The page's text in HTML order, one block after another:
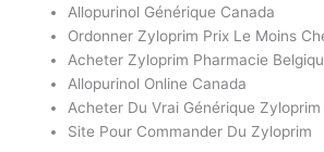
Allopurinol Générique Canada
Ordonner Zyloprim Prix Le Moins
Acheter Zyloprim Pharmacie
Allopurinol Online Canada
Acheter Du Vrai Générique Zyloprim
Site Pour Commander Du Zyloprim